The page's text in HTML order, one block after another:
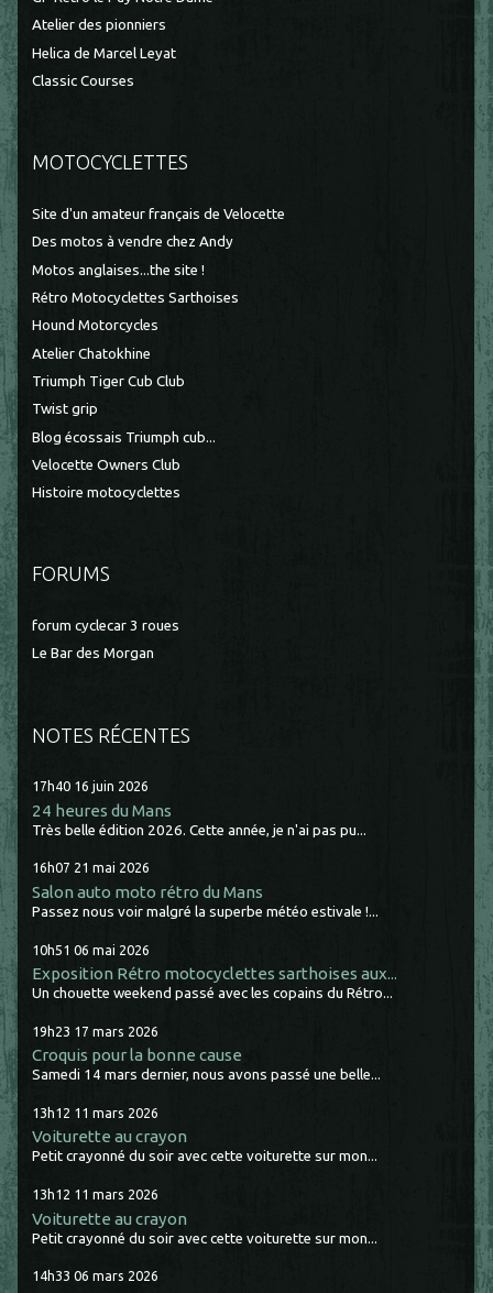
Atelier des pionniers
Helica de Marcel Leyat
Classic Courses
MOTOCYCLETTES
Site d'un amateur français de Velocette
Des motos à vendre chez Andy
Motos anglaises...the site !
Rétro Motocyclettes Sarthoises
Hound Motorcycles
Atelier Chatokhine
Triumph Tiger Cub Club
Twist grip
Blog écossais Triumph cub...
Velocette Owners Club
Histoire motocyclettes
FORUMS
forum cyclecar 3 roues
Le Bar des Morgan
NOTES RÉCENTES
17h40 16 juin 2026
24 heures du Mans
Très belle édition 2026. Cette année, je n'ai pas pu...
16h07 21 mai 2026
Salon auto moto rétro du Mans
Passez nous voir malgré la superbe météo estivale !...
10h51 06 mai 2026
Exposition Rétro motocyclettes sarthoises aux...
Un chouette weekend passé avec les copains du Rétro...
19h23 17 mars 2026
Croquis pour la bonne cause
Samedi 14 mars dernier, nous avons passé une belle...
13h12 11 mars 2026
Voiturette au crayon
Petit crayonné du soir avec cette voiturette sur mon...
13h12 11 mars 2026
Voiturette au crayon
Petit crayonné du soir avec cette voiturette sur mon...
14h33 06 mars 2026